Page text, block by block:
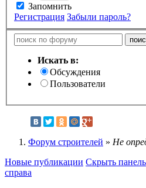
Запомнить
Регистрация Забыли пароль?
Искать в:
Обсуждения
Пользователи
Форум строителей » Не
Новые публикации Скрыть
справа